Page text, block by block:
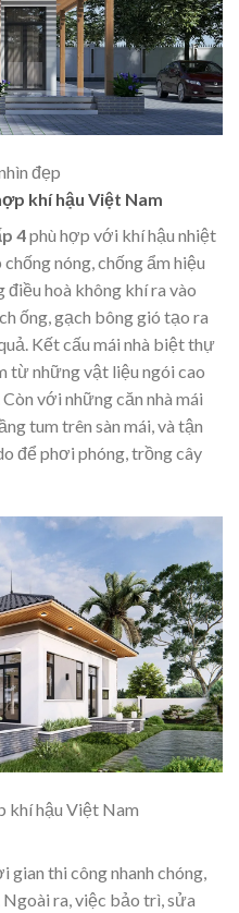
đẹp
khí hậu Việt Nam
4phù hợp với khí hậu nhiệt
nóng, chống ẩm hiệu
điều hoà không khí ra vào
ống, gạch bông gió tạo ra
Kết cấu mái nhà biệt thự
từ những vật liệu ngói cao
với những căn nhà mái
tum trên sàn mái, và tận
để phơi phóng, trồng cây
khí hậu Việt Nam
gian thi công nhanh chóng,
ra, việc bảo trì, sửa